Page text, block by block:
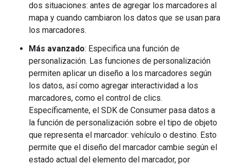
dos situaciones: antes de agregar los marcadores al
mapa y cuando cambiaron los datos que se usan para
los marcadores.
Más avanzado: Especifica una función de
personalización. Las funciones de personalización
permiten aplicar un diseño a los marcadores según
los datos, así como agregar interactividad a los
marcadores, como el control de clics.
Específicamente, el SDK de Consumer pasa datos a
la función de personalización sobre el tipo de objeto
que representa el marcador: vehículo o destino. Esto
permite que el diseño del marcador cambie según el
estado actual del elemento del marcador, por